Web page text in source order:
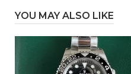
YOU MAY ALSO LIKE